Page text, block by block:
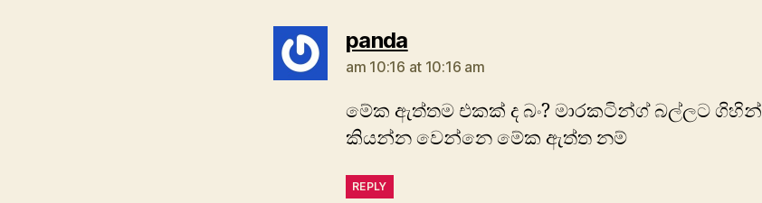
pandasays:
am 10:16 at 10:16 am
මේක ඇත්තම එකක් ද බං? මාරකටින්ග් බල්ලට
කියන්න වෙන්නෙ මේක ඇත්ත නම්
REPLY